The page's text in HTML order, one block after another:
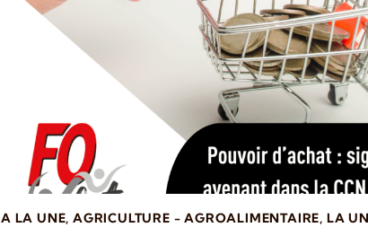
A LA UNE,AGRICULTURE - AGROALIMENTAIRE, LA